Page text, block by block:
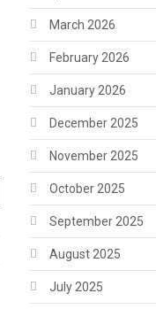
March 2026
February 2026
January 2026
December 2025
November 2025
October 2025
September 2025
August 2025
July 2025